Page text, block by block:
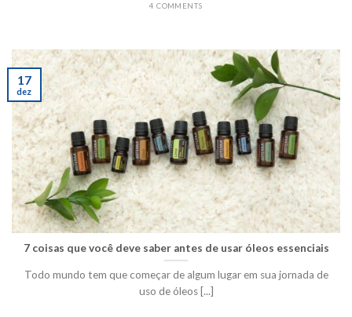
4 COMMENTS
7 coisas que você deve saber antes de usar óleos essenciais
Todo mundo tem que começar de algum lugar em sua jornada de
uso de óleos [...]
17
dez